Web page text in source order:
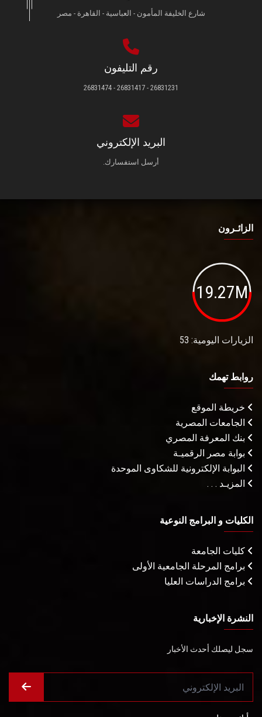
شارع الخليفة المأمون - العباسية - القاهرة - مصر
رقم التليفون
26831231 - 26831417 - 26831474
البريد الإلكتروني
أرسل استفسارك.
الزائـرون
19.27M
الزيارات اليومية: 53
روابط تهمك
خريطة الموقع
الجامعات المصرية
بنك المعرفة المصري
بوابة مصر الرقميـة
البوابة الإلكترونية للشكاوى الموحدة
المزيـد . . .
الكليات و البرامج النوعية
كليات الجامعة
برامج المرحلة الجامعية الأولى
برامج الدراسات العليا
النشرة الإخبارية
سجل ليصلك أحدث الأخبار